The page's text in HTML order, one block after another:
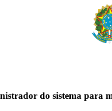
do sistema para